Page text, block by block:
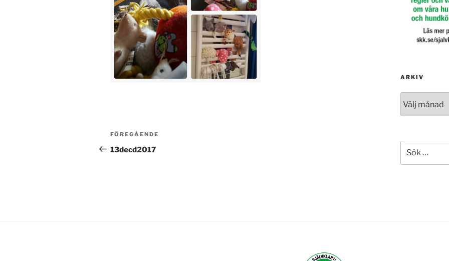
Inläggsnavigering
Föregående
inlägg
FÖREGÅENDE
13decd2017
ARKIV
efter: